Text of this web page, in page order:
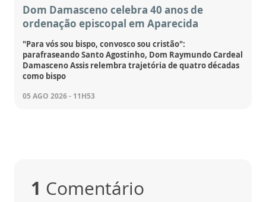
Dom Damasceno celebra 40 anos de
ordenação episcopal em Aparecida
"Para vós sou bispo, convosco sou cristão":
parafraseando Santo Agostinho, Dom Raymundo Cardeal
Damasceno Assis relembra trajetória de quatro décadas
como bispo
05 AGO 2026 - 11H53
1 Comentário